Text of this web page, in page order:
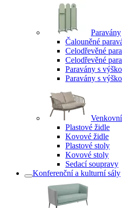
Paravány
Čalouněné
Celodřevěné
Celodřevěné
Paravány s
Paravány s
Plastové židle
Kovové židle
Plastové stoly
Kovové stoly
Sedací soupravy
Konferenční a kulturní sály